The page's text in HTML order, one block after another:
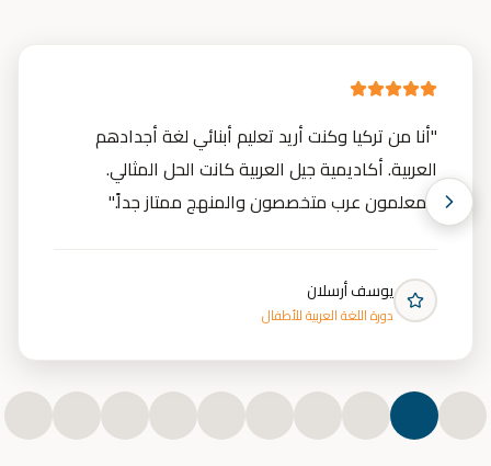
"أنا من تركيا وكنت أريد تعليم أبنائي لغة أجدادهم
العربية. أكاديمية جيل العربية كانت الحل المثالي.
المعلمون عرب متخصصون والمنهج ممتاز جداً."
يوسف أرسلان
دورة اللغة العربية للأطفال